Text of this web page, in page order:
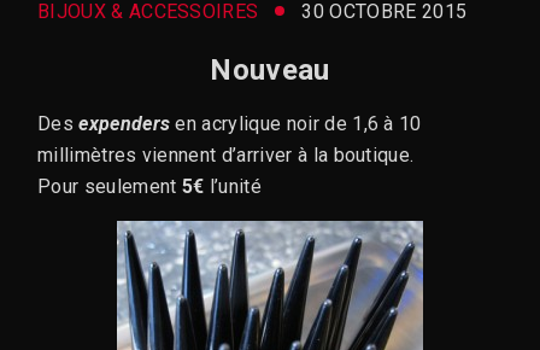
BIJOUX & ACCESSOIRES 30 OCTOBRE 2015
Nouveau
Desexpenders en acrylique noir de 1,6 à 10
millimètres viennent d’arriver à la boutique.
Pour seulement 5€ l’unité